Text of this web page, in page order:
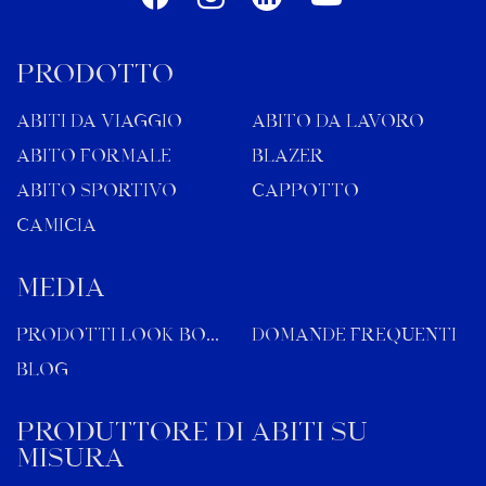
PRODOTTO
ABITI DA VIAGGIO
ABITO DA LAVORO
ABITO FORMALE
BLAZER
ABITO SPORTIVO
CAPPOTTO
CAMICIA
MEDIA
Prodotti Look Book
Domande frequenti
Blog
Produttore di abiti su
misura